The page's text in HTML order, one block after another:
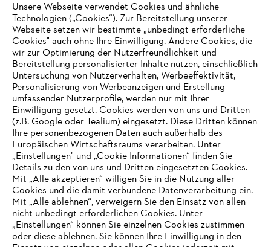
Zahlungsmöglichkeiten
Unternehmen
Online Shop
IHR BROWSER WIRD NICHT
UNTERSTÜTZT
Unsere Webseite verwendet Cookies und ähnliche
Technologien („Cookies“). Zur Bereitstellung unserer
Webseite setzen wir bestimmte „unbedingt erforderliche
Cookies" auch ohne Ihre Einwilligung. Andere Cookies, die
wir zur Optimierung der Nutzerfreundlichkeit und
Bereitstellung personalisierter Inhalte nutzen, einschließlich
Untersuchung von Nutzerverhalten, Werbeeffektivität,
Personalisierung von Werbeanzeigen und Erstellung
umfassender Nutzerprofile, werden nur mit Ihrer
Einwilligung gesetzt. Cookies werden von uns und Dritten
(z.B. Google oder Tealium) eingesetzt. Diese Dritten können
Ihre personenbezogenen Daten auch außerhalb des
Europäischen Wirtschaftsraums verarbeiten. Unter
„Einstellungen" und „Cookie Informationen“ finden Sie
Details zu den von uns und Dritten eingesetzten Cookies.
Mit „Alle akzeptieren“ willigen Sie in die Nutzung aller
Cookies und die damit verbundene Datenverarbeitung ein.
Mit „Alle ablehnen“, verweigern Sie den Einsatz von allen
nicht unbedingt erforderlichen Cookies. Unter
„Einstellungen“ können Sie einzelnen Cookies zustimmen
oder diese ablehnen. Sie können Ihre Einwilligung in den